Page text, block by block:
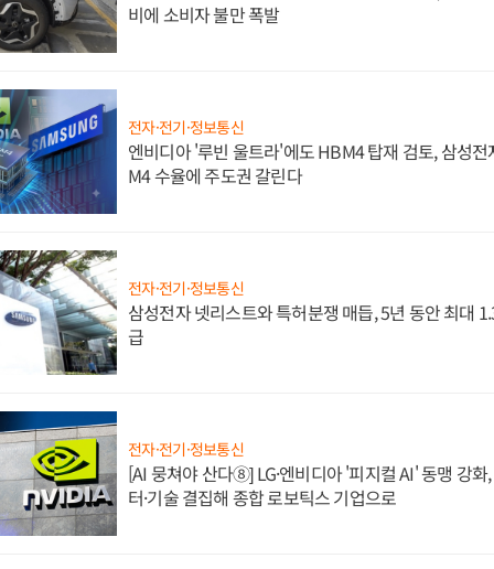
비에 소비자 불만 폭발
전자·전기·정보통신
엔비디아 '루빈 울트라'에도 HBM4 탑재 검토, 삼성전
M4 수율에 주도권 갈린다
전자·전기·정보통신
삼성전자 넷리스트와 특허분쟁 매듭, 5년 동안 최대
급
전자·전기·정보통신
[AI 뭉쳐야 산다⑧] LG·엔비디아 '피지컬 AI' 동맹 강화
터·기술 결집해 종합 로보틱스 기업으로